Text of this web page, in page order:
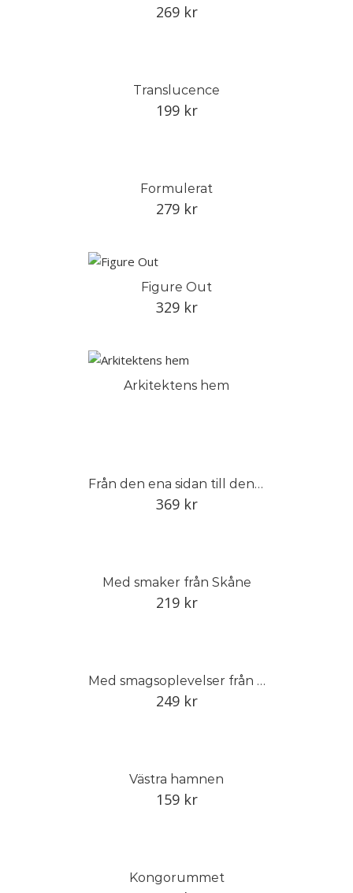
269 kr
Translucence
199 kr
Formulerat
279 kr
Figure Out
329 kr
Arkitektens hem
Från den ena sidan till den andra
369 kr
Med smaker från Skåne
219 kr
Med smagsoplevelser från Skåne
249 kr
Västra hamnen
159 kr
Kongorummet